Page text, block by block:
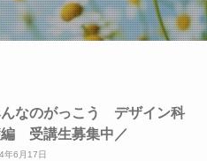
んなのがっこう デザイン科
受講生募集中／
年6月17日